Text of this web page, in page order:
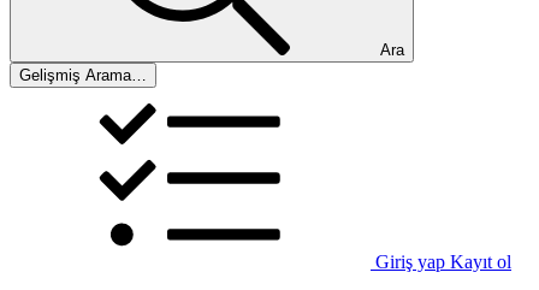
Ara
Gelişmiş Arama…
Giriş yap Kayıt ol